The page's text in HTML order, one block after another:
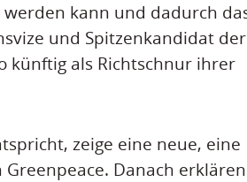
kann und dadurch
und Spitzenkandidat der
künftig als Richtschnur ihrer
zeige eine neue, eine
Danach erklären